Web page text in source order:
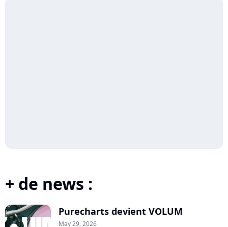
+ de news :
Purecharts devient VOLUM
May 29, 2026